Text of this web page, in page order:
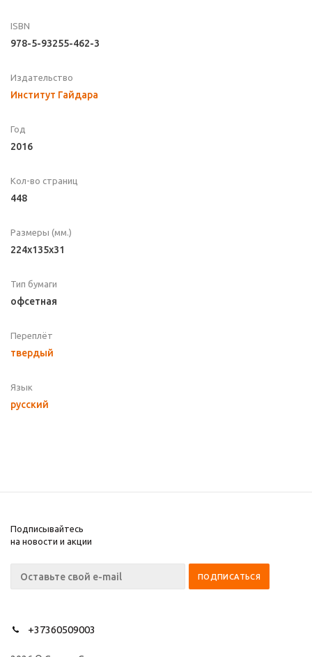
ISBN
978-5-93255-462-3
Издательство
Институт Гайдара
Год
2016
Кол-во страниц
448
Размеры (мм.)
224x135x31
Тип бумаги
офсетная
Переплёт
твердый
Язык
русский
Подписывайтесь
на новости и акции
+37360509003